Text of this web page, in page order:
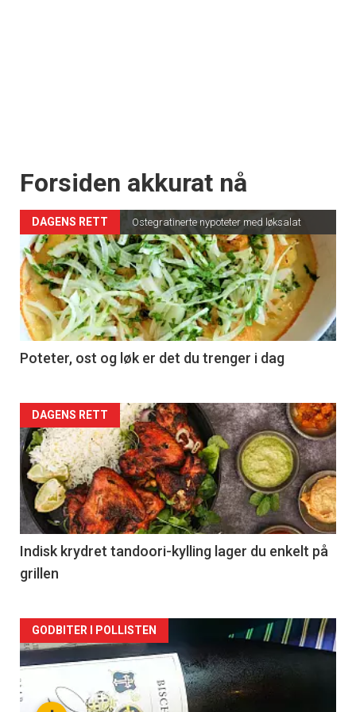
Forsiden akkurat nå
DAGENS RETT Ostegratinerte nypoteter med løksalat
Poteter, ost og løk er det du trenger i dag
Forsiden
akkurat
nå
-
2
DAGENS RETT
Indisk krydret tandoori-kylling lager du enkelt på
grillen
Forsiden
akkurat
nå
GODBITER I POLLISTEN